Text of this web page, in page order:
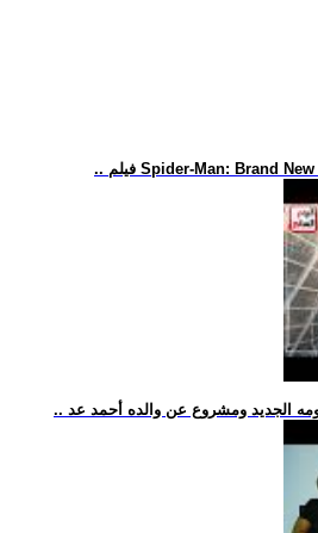
الجديد ومشروع عن والده أحمد عد